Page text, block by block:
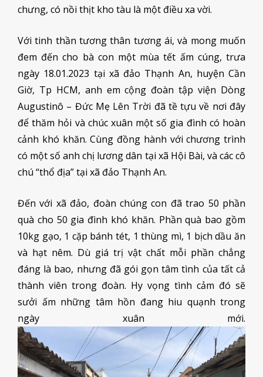
chưng, có nồi thịt kho tàu là một điều xa vời.
Với tinh thần tương thân tương ái, và mong muốn
đem đến cho bà con một mùa tết ấm cúng, trưa
ngày 18.01.2023 tại xã đảo Thạnh An, huyện Cần
Giờ, Tp HCM, anh em cộng đoàn tập viện Dòng
Augustinô – Đức Mẹ Lên Trời đã tề tựu về nơi đây
để thăm hỏi và chúc xuân một số gia đình có hoàn
cảnh khó khăn. Cùng đồng hành với chương trình
có một số anh chị lương dân tại xã Hội Bài, và các cô
chú “thổ địa” tại xã đảo Thạnh An.
Đến với xã đảo, đoàn chúng con đã trao 50 phần
quà cho 50 gia đình khó khăn. Phần quà bao gồm
10kg gạo, 1 cặp bánh tét, 1 thùng mì, 1 bịch dầu ăn
và hạt nêm. Dù giá trị vật chất mỗi phần chẳng
đáng là bao, nhưng đã gói gọn tâm tình của tất cả
thành viên trong đoàn. Hy vọng tình cảm đó sẽ
sưởi ấm những tâm hồn đang hiu quạnh trong
ngày xuân mới.